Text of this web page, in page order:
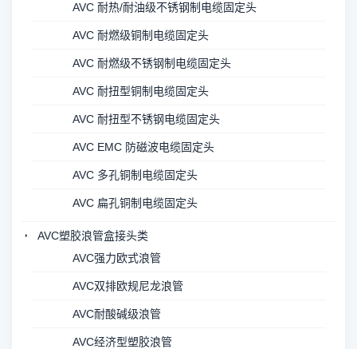
AVC 耐热/耐油级不锈钢制电缆固定头
AVC 耐燃级铜制电缆固定头
AVC 耐燃级不锈钢制电缆固定头
AVC 耐扭型铜制电缆固定头
AVC 耐扭型不锈钢电缆固定头
AVC EMC 防磁波电缆固定头
AVC 多孔铜制电缆固定头
AVC 扁孔铜制电缆固定头
AVC塑胶浪管盒接头类
AVC强力欧式浪管
AVC双排欧规尼龙浪管
AVC耐酸碱级浪管
AVC经济型塑胶浪管